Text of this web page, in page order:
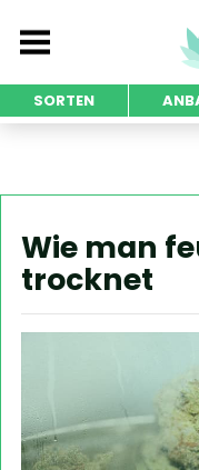
SORTEN
Wie man
trocknet